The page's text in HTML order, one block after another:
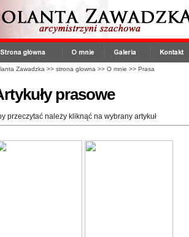
Zawadzka >> strona glowna >> O mnie >> Prasa
prasowe
przeczytać należy kliknąć na wybrany artykuł